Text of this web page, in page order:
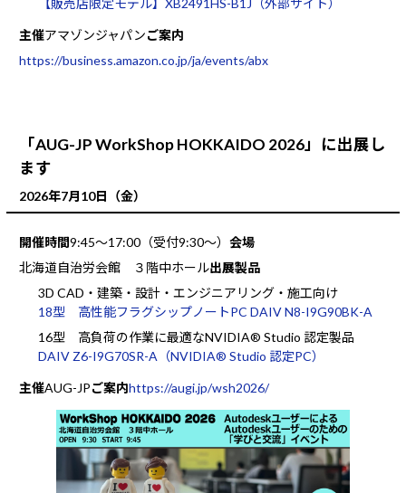
主催アマゾンジャパンご案内
https://business.amazon.co.jp/ja/events/abx
「AUG-JP WorkShop HOKKAIDO 2026」に出展し
ます
2026年7月10日（金）
開催時間9:45～17:00（受付9:30～） 会場
北海道自治労会館 ３階中ホール出展製品
3D CAD・建築・設計・エンジニアリング・施工向け
18型 高性能フラグシップノートPC DAIV N8-I9G90BK-A
16型 高負荷の作業に最適なNVIDIA® Studio 認定製品
DAIV Z6-I9G70SR-A（NVIDIA® Studio 認定PC）
主催AUG-JPご案内https://augi.jp/wsh2026/